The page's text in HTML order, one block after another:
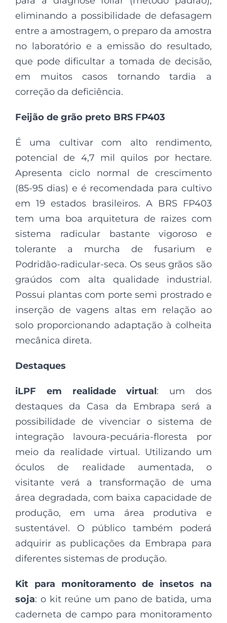
eliminando a possibilidade de defasagem
entre a amostragem, o preparo da amostra
no laboratório e a emissão do resultado,
que pode dificultar a tomada de decisão,
em muitos casos tornando tardia a
correção da deficiência.
Feijão de grão preto BRS FP403
É uma cultivar com alto rendimento,
potencial de 4,7 mil quilos por hectare.
Apresenta ciclo normal de crescimento
(85-95 dias) e é recomendada para cultivo
em 19 estados brasileiros. A BRS FP403
tem uma boa arquitetura de raizes com
sistema radicular bastante vigoroso e
tolerante a murcha de fusarium e
Podridão-radicular-seca. Os seus grãos são
graúdos com alta qualidade industrial.
Possui plantas com porte semi prostrado e
inserção de vagens altas em relação ao
solo proporcionando adaptação à colheita
mecânica direta.
Destaques
iLPF em realidade virtual: um dos
destaques da Casa da Embrapa será a
possibilidade de vivenciar o sistema de
integração lavoura-pecuária-floresta por
meio da realidade virtual. Utilizando um
óculos de realidade aumentada, o
visitante verá a transformação de uma
área degradada, com baixa capacidade de
produção, em uma área produtiva e
sustentável. O público também poderá
adquirir as publicações da Embrapa para
diferentes sistemas de produção.
Kit para monitoramento de insetos na
soja: o kit reúne um pano de batida, uma
caderneta de campo para monitoramento